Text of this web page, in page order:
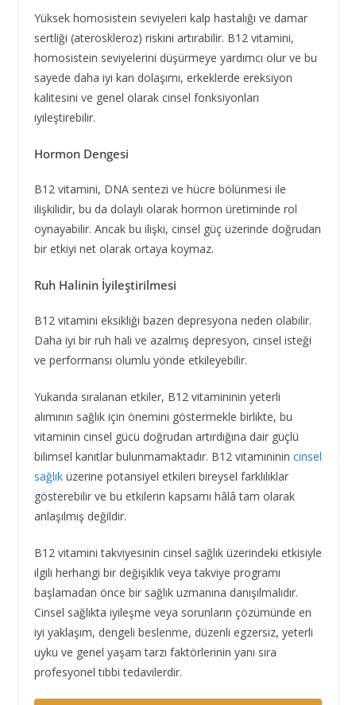
Yüksek homosistein seviyeleri kalp hastalığı ve damar
sertliği (ateroskleroz) riskini artırabilir. B12 vitamini,
homosistein seviyelerini düşürmeye yardımcı olur ve bu
sayede daha iyi kan dolaşımı, erkeklerde ereksiyon
kalitesini ve genel olarak cinsel fonksiyonları
iyileştirebilir.
Hormon Dengesi
B12 vitamini, DNA sentezi ve hücre bölünmesi ile
ilişkilidir, bu da dolaylı olarak hormon üretiminde rol
oynayabilir. Ancak bu ilişki, cinsel güç üzerinde doğrudan
bir etkiyi net olarak ortaya koymaz.
Ruh Halinin İyileştirilmesi
B12 vitamini eksikliği bazen depresyona neden olabilir.
Daha iyi bir ruh hali ve azalmış depresyon, cinsel isteği
ve performansı olumlu yönde etkileyebilir.
Yukarıda sıralanan etkiler, B12 vitamininin yeterli
alımının sağlık için önemini göstermekle birlikte, bu
vitaminin cinsel gücü doğrudan artırdığına dair güçlü
bilimsel kanıtlar bulunmamaktadır. B12 vitamininin cinsel
sağlıküzerine potansiyel etkileri bireysel farklılıklar
gösterebilir ve bu etkilerin kapsamı hâlâ tam olarak
anlaşılmış değildir.
B12 vitamini takviyesinin cinsel sağlık üzerindeki etkisiyle
ilgili herhangi bir değişiklik veya takviye programı
başlamadan önce bir sağlık uzmanına danışılmalıdır.
Cinsel sağlıkta iyileşme veya sorunların çözümünde en
iyi yaklaşım, dengeli beslenme, düzenli egzersiz, yeterli
uyku ve genel yaşam tarzı faktörlerinin yanı sıra
profesyonel tıbbi tedavilerdir.